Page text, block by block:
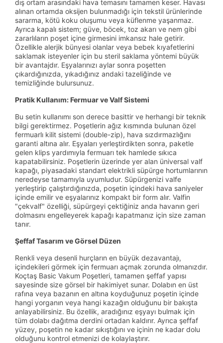
dış ortam arasındaki hava temasını tamamen keser. Havası
alınan ortamda oksijen bulunmadığı için tekstil ürünlerinde
sararma, kötü koku oluşumu veya küflenme yaşanmaz.
Ayrıca kapalı sistem; güve, böcek, toz akarı ve nem gibi
zararlıların poşet içine girmesini imkansız hale getirir.
Özellikle alerjik bünyesi olanlar veya bebek kıyafetlerini
saklamak isteyenler için bu steril saklama yöntemi büyük
bir avantajdır. Eşyalarınızı aylar sonra poşetten
çıkardığınızda, yıkadığınız andaki tazeliğinde ve
temizliğinde bulursunuz.
Pratik Kullanım: Fermuar ve Valf Sistemi
Bu setin kullanımı son derece basittir ve herhangi bir teknik
bilgi gerektirmez. Poşetlerin ağız kısmında bulunan özel
fermuarlı kilit sistemi (double-zip), hava sızdırmazlığını
garanti altına alır. Eşyaları yerleştirdikten sonra, paketle
gelen klips yardımıyla fermuarı tek hamlede sıkıca
kapatabilirsiniz. Poşetlerin üzerinde yer alan üniversal valf
kapağı, piyasadaki standart elektrikli süpürge hortumlarının
neredeyse tamamıyla uyumludur. Süpürgenizi valfe
yerleştirip çalıştırdığınızda, poşetin içindeki hava saniyeler
içinde emilir ve eşyalarınız kompakt bir form alır. Valfin
"çekvalf" özelliği, süpürgeyi çektiğiniz anda havanın geri
dolmasını engelleyerek kapağı kapatmanız için size zaman
tanır.
Şeffaf Tasarım ve Görsel Düzen
Renkli veya desenli hurçların en büyük dezavantajı,
içindekileri görmek için fermuarı açmak zorunda olmanızdır.
Koçtaş Basic Vakum Poşetleri, tamamen şeffaf yapısı
sayesinde size görsel bir hakimiyet sunar. Dolabın en üst
rafına veya bazanın en altına koyduğunuz poşetin içinde
hangi yorganın veya hangi kazağın olduğunu bir bakışta
anlayabilirsiniz. Bu özellik, aradığınız eşyayı bulmak için
tüm dolabı dağıtma derdini ortadan kaldırır. Ayrıca şeffaf
yüzey, poşetin ne kadar sıkıştığını ve içinin ne kadar dolu
olduğunu kontrol etmenizi de kolaylaştırır.